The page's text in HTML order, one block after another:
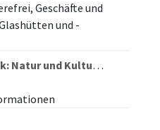
Geschäfte und
und -
und Kultur im Zellertal